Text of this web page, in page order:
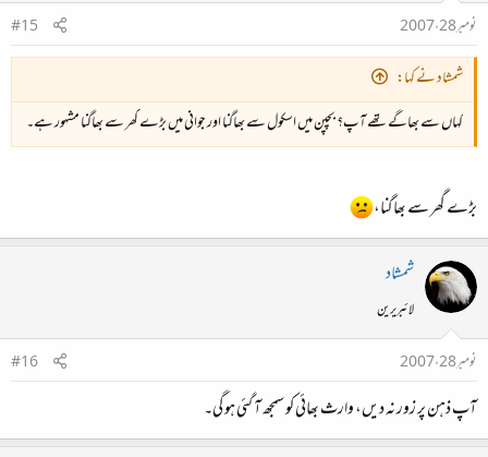
نومبر 28، 2007
#15
شمشاد نے کہا:
کہاں سے بھاگے تھے آپ؟ بچپن میں اسکول سے بھاگنا اور جوانی میں بڑے گھر سے بھاگنا مشہور ہے۔
بڑے گھر سے بھاگنا،
شمشاد
لائبریرین
نومبر 28، 2007
#16
آپ ذہن پر زور نہ دیں، وارث بھائی کو سمجھ آ گئی ہو گی۔